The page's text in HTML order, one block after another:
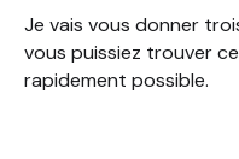
Je vais vous donner
vous puissiez trouver
rapidement possible.